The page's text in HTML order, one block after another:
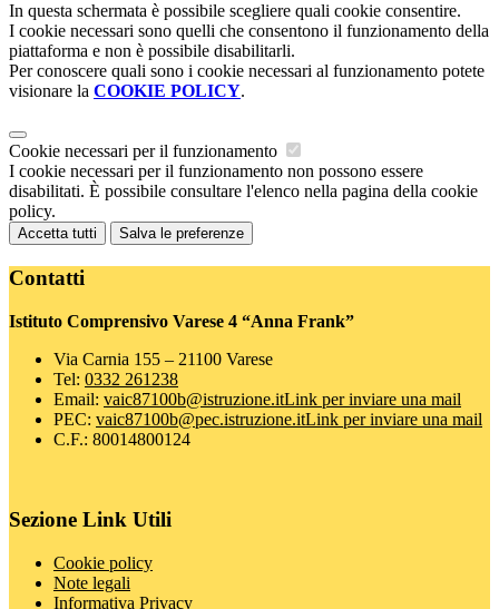
In questa schermata è possibile scegliere quali cookie consentire.
I cookie necessari sono quelli che consentono il funzionamento della
piattaforma e non è possibile disabilitarli.
Per conoscere quali sono i cookie necessari al funzionamento potete
visionare la COOKIE POLICY.
Cookie necessari per il funzionamento
I cookie necessari per il funzionamento non possono essere
disabilitati. È possibile consultare l'elenco nella pagina della cookie
policy.
Accetta tutti Salva le preferenze
Contatti
Istituto Comprensivo Varese 4 “Anna Frank”
Via Carnia 155 – 21100 Varese
Tel: 0332 261238
Email: vaic87100b@istruzione.itLink per inviare una mail
PEC: vaic87100b@pec.istruzione.itLink per inviare una mail
C.F.: 80014800124
Sezione Link Utili
Cookie policy
Note legali
Informativa Privacy